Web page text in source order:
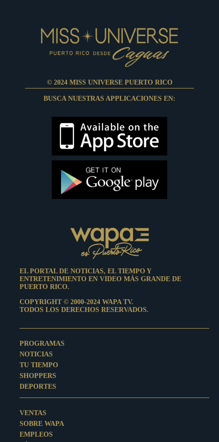
© 2024 MISS UNIVERSE PUERTO RICO
BUSCA NUESTRAS APPLICACIONES EN:
EL PORTAL DE NOTICIAS, EL TIEMPO Y
ENTRETENIMIENTO EN VIDEO MÁS GRANDE DE
PUERTO RICO.
COPYRIGHT © 2000-2024 WAPA TV.
TODOS LOS DERECHOS RESERVADOS.
PROGRAMAS
NOTICIAS
TU TIEMPO
SHOPPERS
DEPORTES
VENTAS
SOBRE WAPA
EMPLEOS